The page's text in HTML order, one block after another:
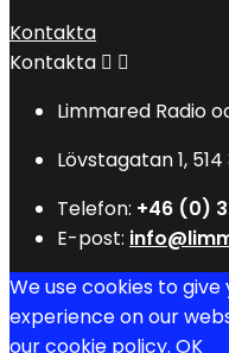
Kontakta
Kontakta  
Limmared Radio
Lövstagatan 1,
Telefon: +46 (0)
E-post:
We use cookies to
experience on our
our cookie policy. OK